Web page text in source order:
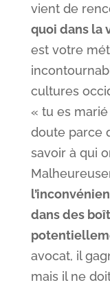
vient de
quoi dans la
est votre
cultures
« tu es marié
doute parce
savoir à qui
dans des
avocat, il
mais il ne